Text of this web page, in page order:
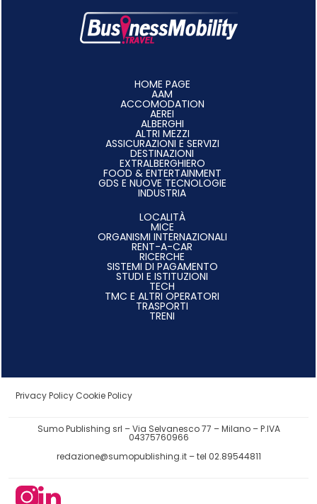
HOME PAGE
AAM
ACCOMODATION
AEREI
ALBERGHI
ALTRI MEZZI
ASSICURAZIONI E SERVIZI
DESTINAZIONI
EXTRALBERGHIERO
FOOD & ENTERTAINMENT
GDS E NUOVE TECNOLOGIE
INDUSTRIA
LOCALITÀ
MICE
ORGANISMI INTERNAZIONALI
RENT-A-CAR
RICERCHE
SISTEMI DI PAGAMENTO
STUDI E ISTITUZIONI
TECH
TMC E ALTRI OPERATORI
TRASPORTI
TRENI
Privacy Policy Cookie Policy
Sumo Publishing srl – Via Selvanesco 77 – Milano – P.IVA
04375760966
redazione@sumopublishing.it– tel 02.89544811